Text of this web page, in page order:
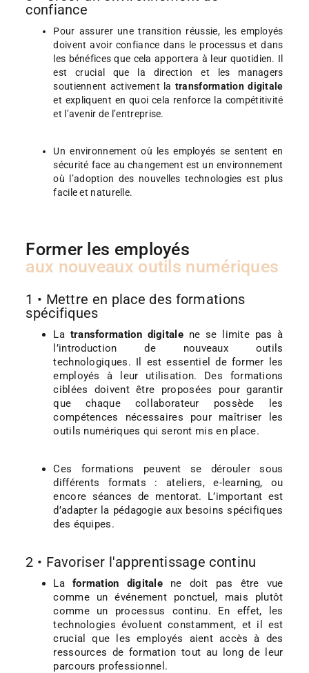
confiance
Pour assurer une transition réussie, les employés
doivent avoir confiance dans le processus et dans
les bénéfices que cela apportera à leur quotidien. Il
est crucial que la direction et les managers
soutiennent activement la transformation digitale
et expliquent en quoi cela renforce la compétitivité
et l’avenir de l’entreprise.
Un environnement où les employés se sentent en
sécurité face au changement est un environnement
où l’adoption des nouvelles technologies est plus
facile et naturelle.
Former les employés
aux nouveaux outils numériques
1 • Mettre en place des formations
spécifiques
La transformation digitalene se limite pas à
l’introduction de nouveaux outils
technologiques. Il est essentiel de former les
employés à leur utilisation. Des formations
ciblées doivent être proposées pour garantir
que chaque collaborateur possède les
compétences nécessaires pour maîtriser les
outils numériques qui seront mis en place.
Ces formations peuvent se dérouler sous
différents formats : ateliers, e-learning, ou
encore séances de mentorat. L’important est
d’adapter la pédagogie aux besoins spécifiques
des équipes.
2 • Favoriser l'apprentissage continu
La formation digitale ne doit pas être vue
comme un événement ponctuel, mais plutôt
comme un processus continu. En effet, les
technologies évoluent constamment, et il est
crucial que les employés aient accès à des
ressources de formation tout au long de leur
parcours professionnel.